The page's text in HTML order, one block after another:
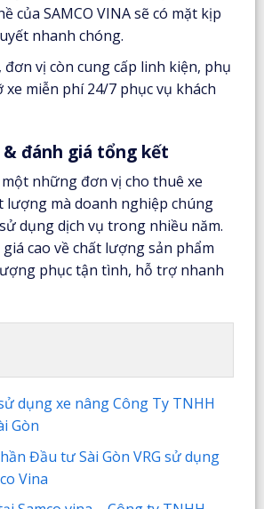
của SAMCO VINA sẽ có mặt kịp
nhanh chóng.
đơn vị còn cung cấp linh kiện, phụ
xe miễn phí 24/7 phục vụ khách
& đánh giá tổng kết
một những đơn vị cho thuê xe
lượng mà doanh nghiệp chúng
dụng dịch vụ trong nhiều năm.
cao về chất lượng sản phẩm
phục tận tình, hỗ trợ nhanh
dụng xe nâng Công Ty TNHH
Gòn
Đầu tư Sài Gòn VRG sử dụng
Vina